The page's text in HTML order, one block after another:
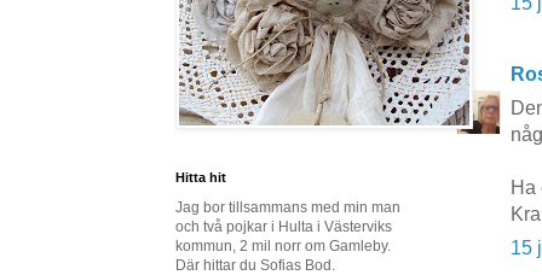
Ha
15
Hitta hit
Jag bor tillsammans med min man
och två pojkar i Hulta i Västerviks
kommun, 2 mil norr om Gamleby.
Där hittar du Sofias Bod.